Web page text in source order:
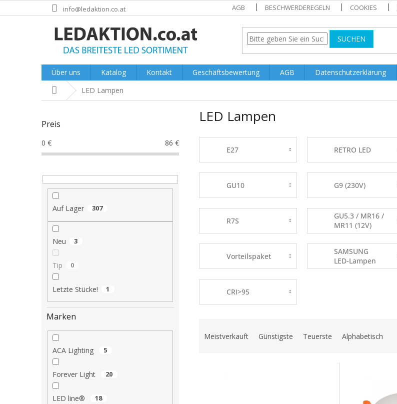
Inhalt
info@ledaktion.co.at AGB BESCHWERDEREGELN COOKIES
SUCHEN
Über uns Katalog Kontakt Geschäftsbewertung AGB Datenschutzerklärung
StartseiteLED Lampen
i
t
e
e
Preis
0 € 86 €
Auf Lager 307
Neu 3
Tip 0
Letzte Stücke! 1
Marken
ACA Lighting 5
Forever Light 20
LED line® 18
LED Lampen
E27 RETRO LED
GU10 G9 (230V)
R7S
GU5.3 / MR16 /
MR11 (12V)
Vorteilspaket
SAMSUNG
LED-Lampen
CRI>95
Meistverkauft Günstigste Teuerste Alphabetisch